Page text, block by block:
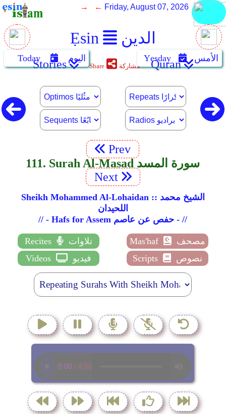
Ẹsin الدين
→ ← Friday, August 07, 2026
Today اليوم Yẹsday الأمس Stories Share مشاركة Quran
Prev
111. Surah Al-Masad سورة المسد
Next
Sheikh Mohammed Al-Lohaidan :: الشيخ محمد
اللحيدان
// - Hafs for Assem حفص عن عاصم - //
Recites تلاوات Mas'haf
مصحف
Videos
فيديو Scripts نصوص